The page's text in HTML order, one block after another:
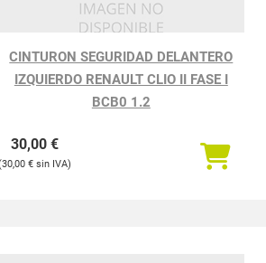
CINTURON SEGURIDAD DELANTERO
IZQUIERDO RENAULT CLIO II FASE I
BCB0 1.2
30,00 €
30,00 €